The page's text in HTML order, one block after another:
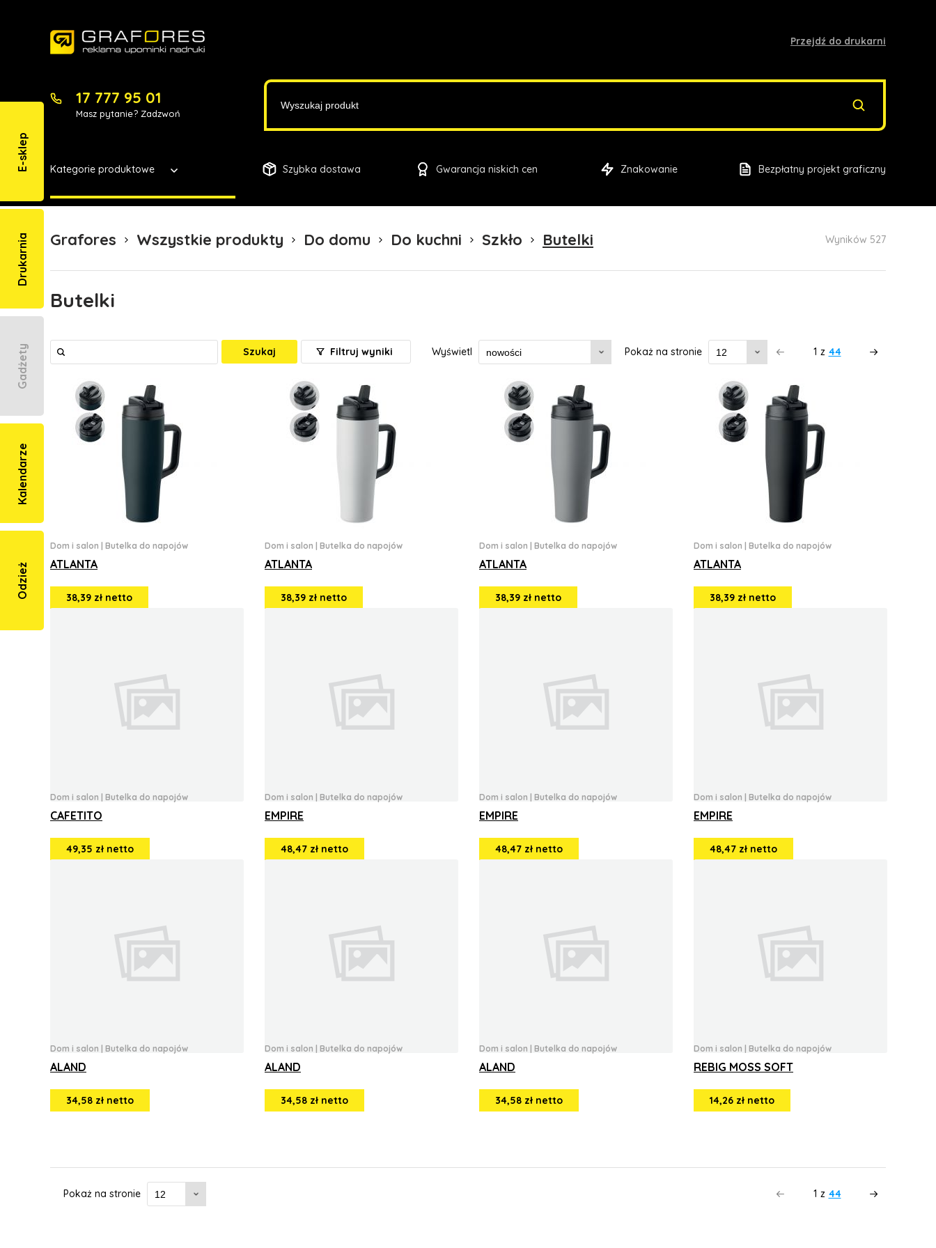
Przejdź do drukarni
17 777 95 01
Masz pytanie? Zadzwoń
Kategorie produktowe Szybka dostawa Gwarancja niskich cen Znakowanie Bezpłatny projekt graficzny
Grafores Wszystkie produkty Do domu Do kuchni Szkło Butelki Wyników 527
Butelki
Szukaj Filtruj wyniki Wyświetl Pokaż na stronie 1 z 44
Dom i salon Butelka do napojów
ATLANTA
38,39 zł netto
Dom i salon Butelka do napojów
ATLANTA
38,39 zł netto
Dom i salon Butelka do napojów
ATLANTA
38,39 zł netto
Dom i salon Butelka do napojów
ATLANTA
38,39 zł netto
Dom i salon Butelka do napojów
CAFETITO
49,35 zł netto
Dom i salon Butelka do napojów
EMPIRE
48,47 zł netto
Dom i salon Butelka do napojów
EMPIRE
48,47 zł netto
Dom i salon Butelka do napojów
EMPIRE
48,47 zł netto
Dom i salon Butelka do napojów
ALAND
34,58 zł netto
Dom i salon Butelka do napojów
ALAND
34,58 zł netto
Dom i salon Butelka do napojów
ALAND
34,58 zł netto
Dom i salon Butelka do napojów
REBIG MOSS SOFT
14,26 zł netto
Pokaż na stronie 1 z 44
E-sklep
Drukarnia
Gadżety
Kalendarze
Odzież